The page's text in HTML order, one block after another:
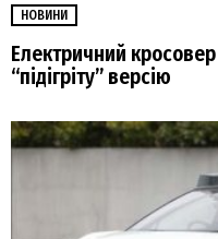
НОВИНИ
Електричний
“підігріту” версію